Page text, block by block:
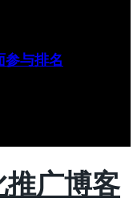
参与排名
推广博客